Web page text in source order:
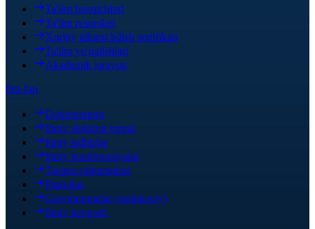
Ta'lim bosqichlari
Ta'lim resurslari
Xorijiy tillarni bilish sertifikati
Ta'lim yo'nalishlari
Akademik jarayon
Ilm-fan
Doktorantura
Ilmiy elektron jurnal
Ilmiy tadbirlar
Ilmiy konferensiyalar
Tasimo olimpiadasi
Patentlar
Guvohnomalar (malakaviy)
Ilmiy kengash